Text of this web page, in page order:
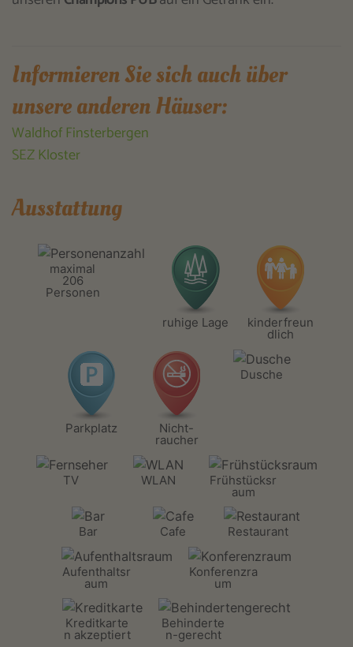
Informieren Sie sich auch über
unsere anderen Häuser:
Waldhof Finsterbergen
SEZ Kloster
Ausstattung
maximal
206
Personen
ruhige Lage kinderfreun
dlich
Parkplatz Nicht-
raucher
Dusche
TV WLAN Frühstücksr
aum
Bar Cafe Restaurant
Aufenthaltsr
aum
Konferenzra
um
Kreditkarte
n akzeptiert
Behinderte
n-gerecht